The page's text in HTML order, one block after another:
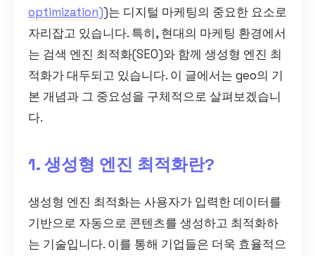
optimization))는 디지털 마케팅의 중요한 요소로
자리잡고 있습니다. 특히, 현대의 마케팅 환경에서
는 검색 엔진 최적화(SEO)와 함께 생성형 엔진 최
적화가 대두되고 있습니다. 이 글에서는 geo의 기
본 개념과 그 중요성을 구체적으로 살펴보겠습니
다.
1. 생성형 엔진 최적화란?
생성형 엔진 최적화는 사용자가 입력한 데이터를
기반으로 자동으로 콘텐츠를 생성하고 최적화하
는 기술입니다. 이를 통해 기업들은 더욱 효율적으